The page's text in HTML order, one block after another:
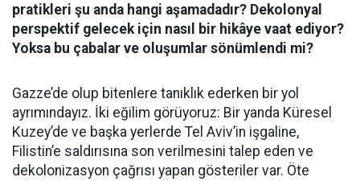
pratikleri şu anda hangi aşamadadır? Dekolonyal
perspektif gelecek için nasıl bir hikâye vaat ediyor?
Yoksa bu çabalar ve oluşumlar sönümlendi mi?
Gazze’de olup bitenlere tanıklık ederken bir yol
ayrımındayız. İki eğilim görüyoruz: Bir yanda Küresel
Kuzey’de ve başka yerlerde Tel Aviv’in işgaline,
Filistin’e saldırısına son verilmesini talep eden ve
dekolonizasyon çağrısı yapan gösteriler var. Öte